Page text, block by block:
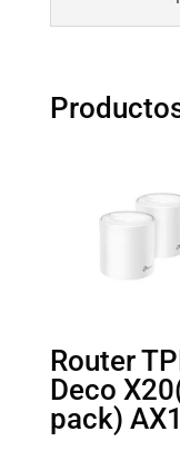
Router
Deco
pack)